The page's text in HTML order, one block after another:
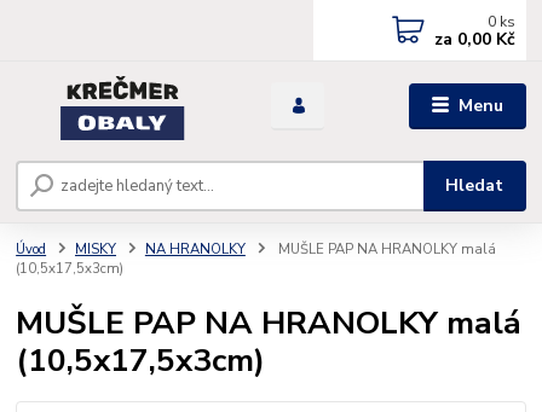
Menu
Hledat
0 ks
za 0,00 Kč
Úvod MISKY NA HRANOLKY
MUŠLE PAP NA HRANOLKY malá
(10,5x17,5x3cm)
MUŠLE PAP NA HRANOLKY malá
(10,5x17,5x3cm)